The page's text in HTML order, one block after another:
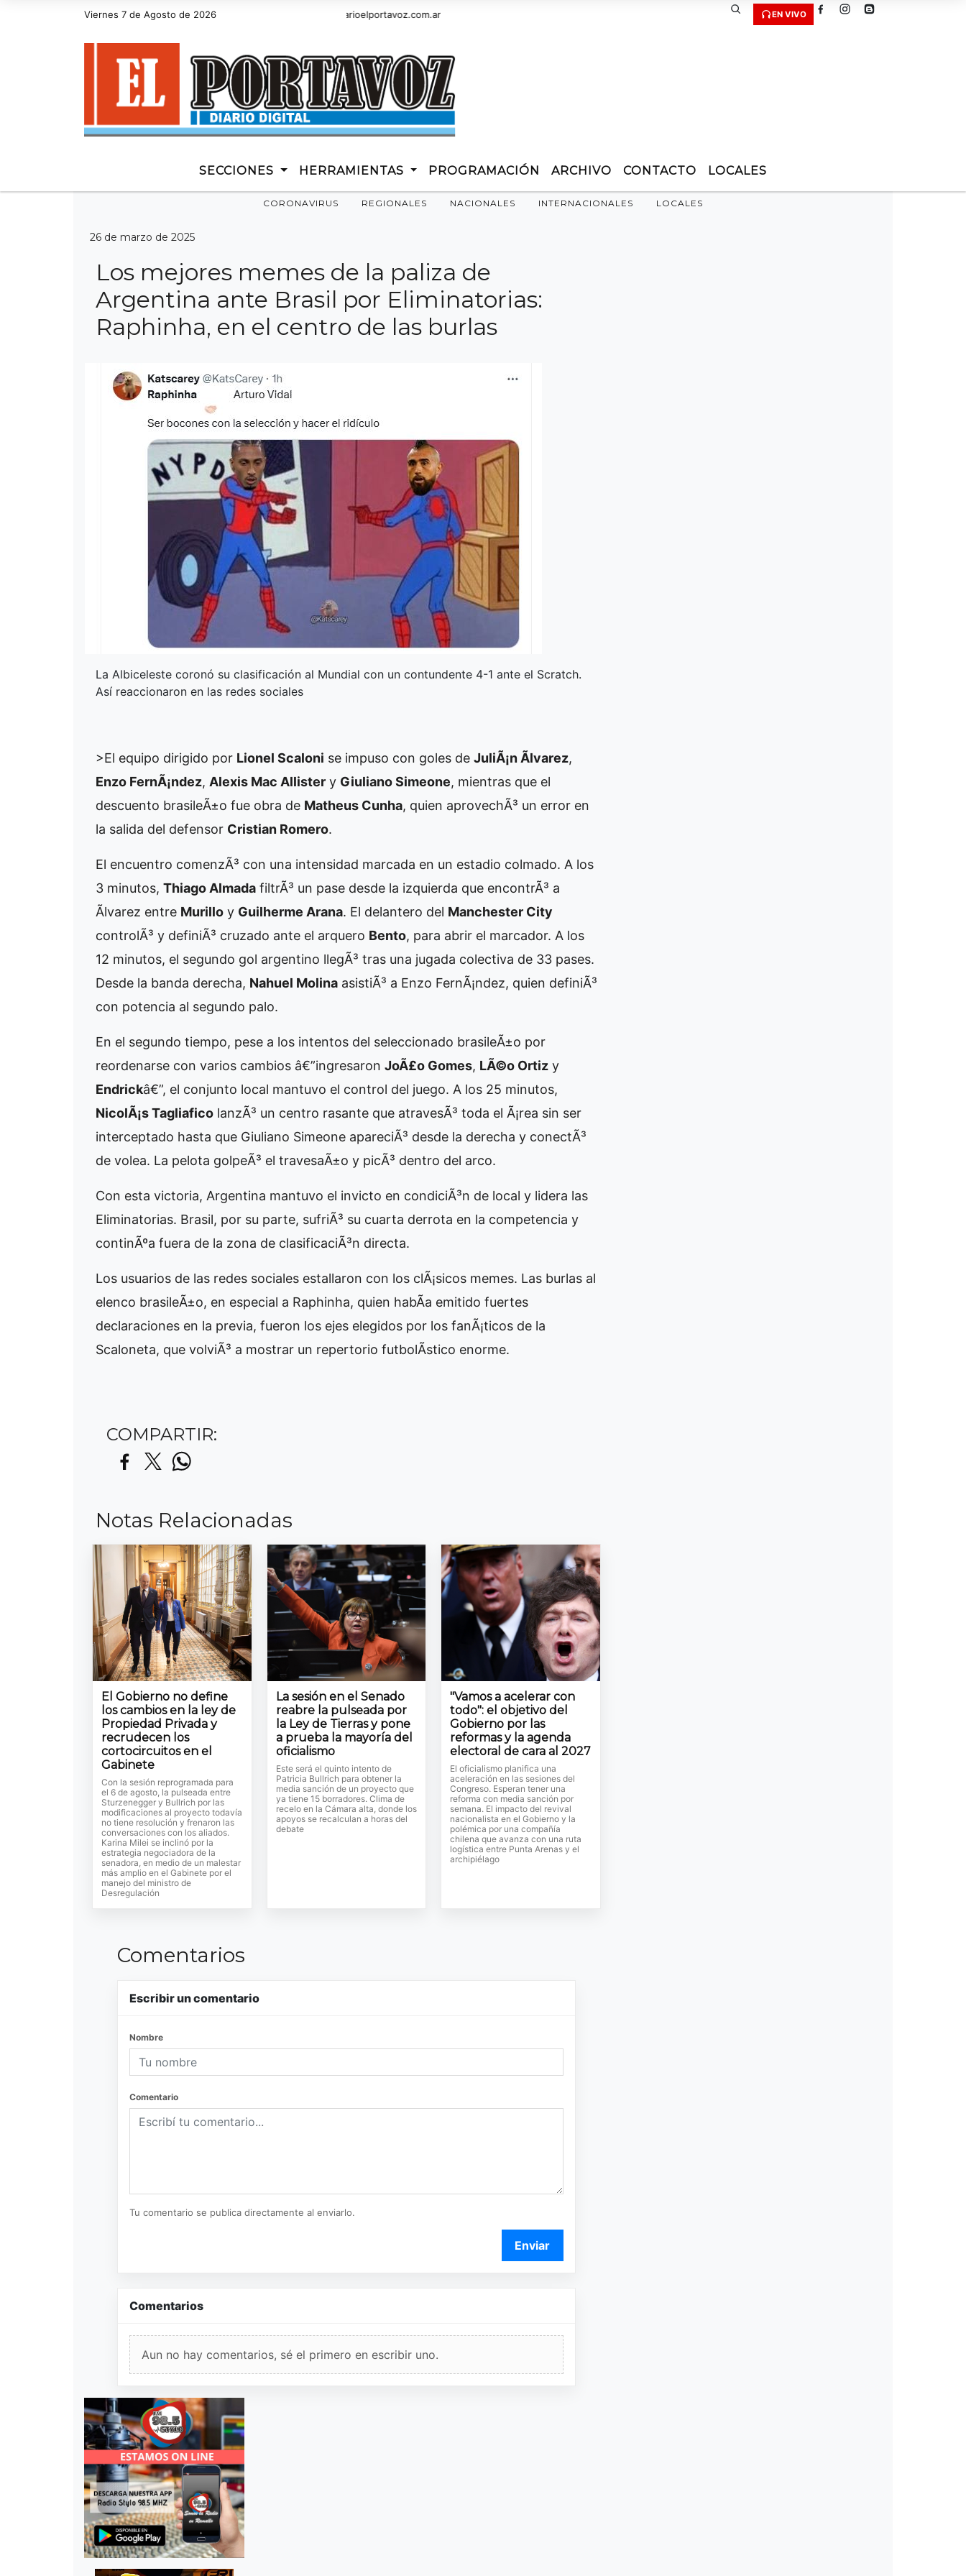
Viernes 7 de Agosto de 2026
Hoy es Viernes 7 de Agosto de 2026 y son las 20:07 - diarioelportavoz.com.ar EN VIVO
SECCIONES HERRAMIENTAS PROGRAMACIÓN ARCHIVO CONTACTO LOCALES
CORONAVIRUS REGIONALES NACIONALES INTERNACIONALES LOCALES
26 de marzo de 2025
Los mejores memes de la paliza de
Argentina ante Brasil por Eliminatorias:
Raphinha, en el centro de las burlas
La Albiceleste coronó su clasificación al Mundial con un contundente 4-1 ante el Scratch.
Así reaccionaron en las redes sociales
>El equipo dirigido por Lionel Scaloni se impuso con goles de JuliÃ¡n Ãlvarez,
Enzo FernÃ¡ndez, Alexis Mac Allister y Giuliano Simeone, mientras que el
descuento brasileÃ±o fue obra de Matheus Cunha, quien aprovechÃ³ un error en
la salida del defensor Cristian Romero.
El encuentro comenzÃ³ con una intensidad marcada en un estadio colmado. A los
3 minutos, Thiago Almada filtrÃ³ un pase desde la izquierda que encontrÃ³ a
Ãlvarez entre Murillo y Guilherme Arana. El delantero del Manchester City
controlÃ³ y definiÃ³ cruzado ante el arquero Bento, para abrir el marcador. A los
12 minutos, el segundo gol argentino llegÃ³ tras una jugada colectiva de 33 pases.
Desde la banda derecha, Nahuel Molina asistiÃ³ a Enzo FernÃ¡ndez, quien definiÃ³
con potencia al segundo palo.
En el segundo tiempo, pese a los intentos del seleccionado brasileÃ±o por
reordenarse con varios cambios â€”ingresaron JoÃ£o Gomes, LÃ©o Ortiz y
Endrickâ€”, el conjunto local mantuvo el control del juego. A los 25 minutos,
NicolÃ¡s Tagliafico lanzÃ³ un centro rasante que atravesÃ³ toda el Ã¡rea sin ser
interceptado hasta que Giuliano Simeone apareciÃ³ desde la derecha y conectÃ³
de volea. La pelota golpeÃ³ el travesaÃ±o y picÃ³ dentro del arco.
Con esta victoria, Argentina mantuvo el invicto en condiciÃ³n de local y lidera las
Eliminatorias. Brasil, por su parte, sufriÃ³ su cuarta derrota en la competencia y
continÃºa fuera de la zona de clasificaciÃ³n directa.
Los usuarios de las redes sociales estallaron con los clÃ¡sicos memes. Las burlas al
elenco brasileÃ±o, en especial a Raphinha, quien habÃ­a emitido fuertes
declaraciones en la previa, fueron los ejes elegidos por los fanÃ¡ticos de la
Scaloneta, que volviÃ³ a mostrar un repertorio futbolÃ­stico enorme.
COMPARTIR:
Notas Relacionadas
El Gobierno no define
los cambios en la ley de
Propiedad Privada y
recrudecen los
cortocircuitos en el
Gabinete
Con la sesión reprogramada para
el 6 de agosto, la pulseada entre
Sturzenegger y Bullrich por las
modificaciones al proyecto todavía
no tiene resolución y frenaron las
conversaciones con los aliados.
Karina Milei se inclinó por la
estrategia negociadora de la
senadora, en medio de un malestar
más amplio en el Gabinete por el
manejo del ministro de
Desregulación
La sesión en el Senado
reabre la pulseada por
la Ley de Tierras y pone
a prueba la mayoría del
oficialismo
Este será el quinto intento de
Patricia Bullrich para obtener la
media sanción de un proyecto que
ya tiene 15 borradores. Clima de
recelo en la Cámara alta, donde los
apoyos se recalculan a horas del
debate
"Vamos a acelerar con
todo": el objetivo del
Gobierno por las
reformas y la agenda
electoral de cara al 2027
El oficialismo planifica una
aceleración en las sesiones del
Congreso. Esperan tener una
reforma con media sanción por
semana. El impacto del revival
nacionalista en el Gobierno y la
polémica por una compañía
chilena que avanza con una ruta
logística entre Punta Arenas y el
archipiélago
Comentarios
Escribir un comentario
Nombre
Comentario
Tu comentario se publica directamente al enviarlo.
Enviar
Comentarios
Aun no hay comentarios, sé el primero en escribir uno.